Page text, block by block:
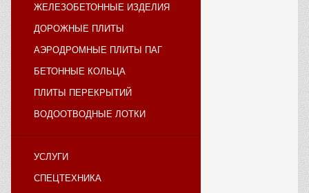
ЖЕЛЕЗОБЕТОННЫЕ ИЗДЕЛИЯ
ДОРОЖНЫЕ ПЛИТЫ
АЭРОДРОМНЫЕ ПЛИТЫ ПАГ
БЕТОННЫЕ КОЛЬЦА
ПЛИТЫ ПЕРЕКРЫТИЙ
ВОДООТВОДНЫЕ ЛОТКИ
УСЛУГИ
СПЕЦТЕХНИКА